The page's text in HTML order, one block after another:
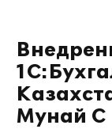
Мунай С